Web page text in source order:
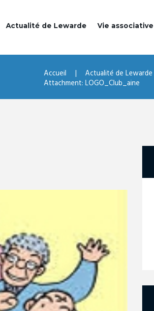
Actualité de Lewarde Vie associative
Accueil Actualité de Lewarde
Attachment: LOGO_Club_aine